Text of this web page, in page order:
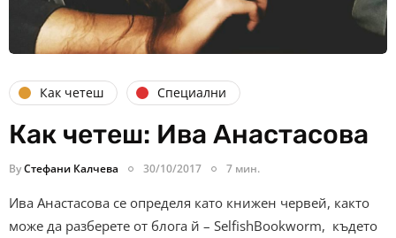
Как четеш Специални
Как четеш: Ива Анастасова
ByСтефани Калчева 30/10/2017 7 мин.
Ива Анастасова се определя като книжен червей, както
може да разберете от блога й – SelfishBookworm, където